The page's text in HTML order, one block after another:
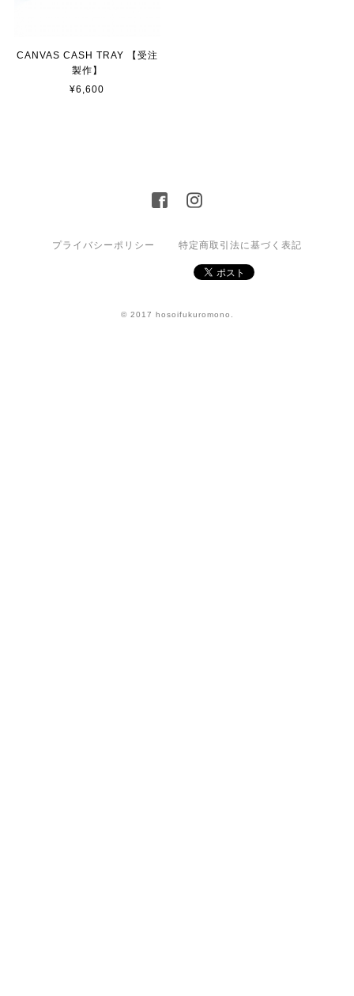
CANVAS CASH TRAY 【受注
製作】
¥6,600
プライバシーポリシー 特定商取引法に基づく表記
© 2017 hosoifukuromono.